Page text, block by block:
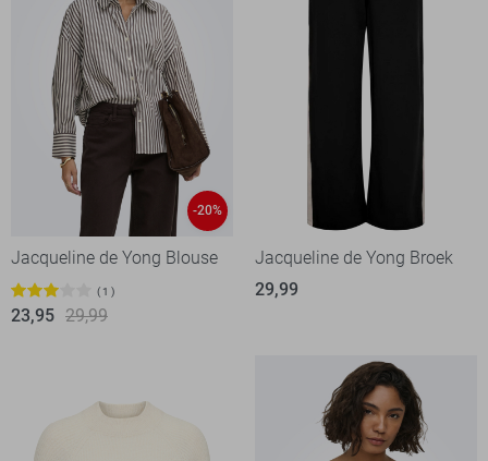
-20%
Jacqueline de Yong Blouse
1
23,95 29,99
Jacqueline de Yong Broek
29,99